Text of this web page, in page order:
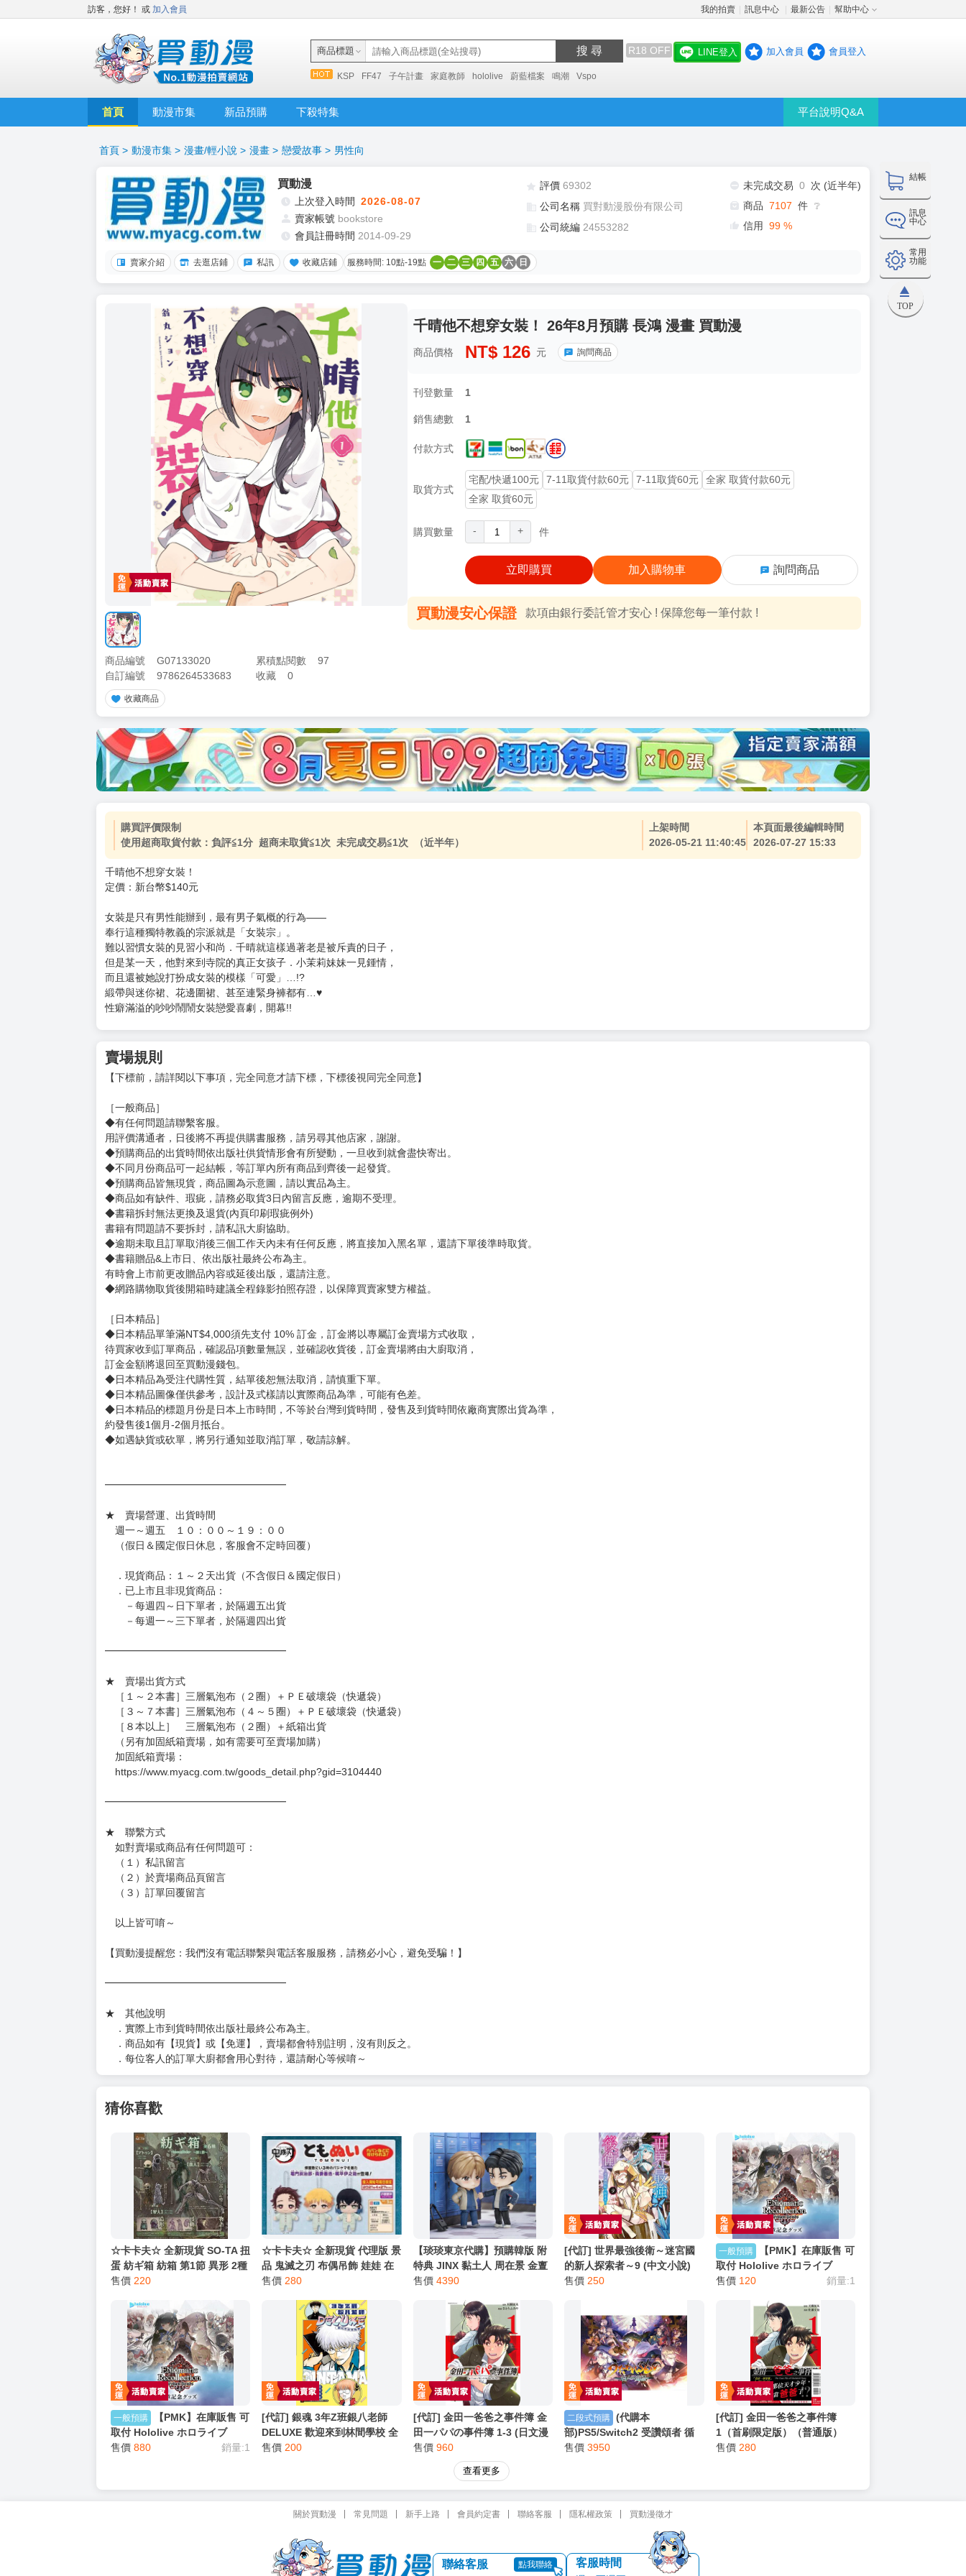
訪客，您好！ 或 加入會員 我的拍賣 訊息中心 最新公告 幫助中心
商品標題 搜 尋 R18 OFF
KSP FF47 子午計畫 家庭教師 hololive 蔚藍檔案 鳴潮 Vspo
LINE登入 加入會員 會員登入
首頁 動漫市集 新品預購 下殺特集 平台說明Q&A
結帳
訊息
中心
常用
功能
TOP
首頁 > 動漫市集 > 漫畫/輕小說 > 漫畫 > 戀愛故事 > 男性向
買動漫
上次登入時間 2026-08-07
賣家帳號 bookstore
會員註冊時間 2014-09-29
評價 69302
公司名稱 買對動漫股份有限公司
公司統編 24553282
未完成交易 0
次 (近半年)
商品 7107 件 ❔
信用 99 %
賣家介紹 去逛店鋪 私訊 收藏店鋪 服務時間: 10點-19點 一 二 三 四 五 六 日
商品編號 G07133020 累積點閱數
97
自訂編號
9786264533683 收藏 0
收藏商品
千晴他不想穿女裝！ 26年8月預購 長鴻 漫畫 買動漫
商品價格 NT$ 126 元 詢問商品
刊登數量 1
銷售總數 1
付款方式
取貨方式
宅配/快遞100元 7-11取貨付款60元 7-11取貨60元
全家 取貨付款60元
全家 取貨60元
購買數量 - + 件
立即購買 加入購物車 詢問商品
買動漫安心保證 款項由銀行委託管才安心 ! 保障您每一筆付款 !
購買評價限制
使用超商取貨付款：負評≦1分 超商未取貨≦1次 未完成交易≦1次 （近半年）
上架時間
2026-05-21 11:40:45
本頁面最後編輯時間
2026-07-27 15:33
千晴他不想穿女裝！
定價：新台幣$140元
女裝是只有男性能辦到，最有男子氣概的行為——
奉行這種獨特教義的宗派就是「女裝宗」。
難以習慣女裝的見習小和尚．千晴就這樣過著老是被斥責的日子，
但是某一天，他對來到寺院的真正女孩子．小茉莉妹妹一見鍾情，
而且還被她說打扮成女裝的模樣「可愛」…!?
緞帶與迷你裙、花邊圍裙、甚至連緊身褲都有…♥
性癖滿溢的吵吵鬧鬧女裝戀愛喜劇，開幕!!
賣場規則
【下標前，請詳閱以下事項，完全同意才請下標，下標後視同完全同意】
［一般商品］
◆有任何問題請聯繫客服。
用評價溝通者，日後將不再提供購書服務，請另尋其他店家，謝謝。
◆預購商品的出貨時間依出版社供貨情形會有所變動，一旦收到就會盡快寄出。
◆不同月份商品可一起結帳，等訂單內所有商品到齊後一起發貨。
◆預購商品皆無現貨，商品圖為示意圖，請以實品為主。
◆商品如有缺件、瑕疵，請務必取貨3日內留言反應，逾期不受理。
◆書籍拆封無法更換及退貨(內頁印刷瑕疵例外)
書籍有問題請不要拆封，請私訊大廚協助。
◆逾期未取且訂單取消後三個工作天內未有任何反應，將直接加入黑名單，還請下單後準時取貨。
◆書籍贈品&上市日、依出版社最終公布為主。
有時會上市前更改贈品內容或延後出版，還請注意。
◆網路購物取貨後開箱時建議全程錄影拍照存證，以保障買賣家雙方權益。
［日本精品］
◆日本精品單筆滿NT$4,000須先支付 10% 訂金，訂金將以專屬訂金賣場方式收取，
待買家收到訂單商品，確認品項數量無誤，並確認收貨後，訂金賣場將由大廚取消，
訂金金額將退回至買動漫錢包。
◆日本精品為受注代購性質，結單後恕無法取消，請慎重下單。
◆日本精品圖像僅供參考，設計及式樣請以實際商品為準，可能有色差。
◆日本精品的標題月份是日本上市時間，不等於台灣到貨時間，發售及到貨時間依廠商實際出貨為準，
約發售後1個月-2個月抵台。
◆如遇缺貨或砍單，將另行通知並取消訂單，敬請諒解。
━━━━━━━━━━━━━━━━━━
★ 賣場營運、出貨時間
週一～週五 １０：００～１９：００
（假日＆國定假日休息，客服會不定時回覆）
．現貨商品：１～２天出貨（不含假日＆國定假日）
．已上市且非現貨商品：
－每週四～日下單者，於隔週五出貨
－每週一～三下單者，於隔週四出貨
━━━━━━━━━━━━━━━━━━
★ 賣場出貨方式
［１～２本書］三層氣泡布（２圈）＋ＰＥ破壞袋（快遞袋）
［３～７本書］三層氣泡布（４～５圈）＋ＰＥ破壞袋（快遞袋）
［８本以上］ 三層氣泡布（２圈）＋紙箱出貨
（另有加固紙箱賣場，如有需要可至賣場加購）
加固紙箱賣場：
https://www.myacg.com.tw/goods_detail.php?gid=3104440
━━━━━━━━━━━━━━━━━━
★ 聯繫方式
如對賣場或商品有任何問題可：
（１）私訊留言
（２）於賣場商品頁留言
（３）訂單回覆留言
以上皆可唷～
【買動漫提醒您：我們沒有電話聯繫與電話客服服務，請務必小心，避免受騙！】
━━━━━━━━━━━━━━━━━━
★ 其他說明
．實際上市到貨時間依出版社最終公布為主。
．商品如有【現貨】或【免運】，賣場都會特別註明，沒有則反之。
．每位客人的訂單大廚都會用心對待，還請耐心等候唷～
猜你喜歡
☆卡卡夫☆ 全新現貨 SO-TA 扭
蛋 紡ギ箱 紡箱 第1節 異形 2種
組
售價 220
☆卡卡夫☆ 全新現貨 代理版 景
品 鬼滅之刃 布偶吊飾 娃娃 在
蝶屋敷休息 分售
售價 280
【琰琰東京代購】預購韓版 附
特典 JINX 黏土人 周在景 金亶
公仔組 模型 PVC可動式公仔
售價 4390
[代訂] 世界最強後衛～迷宮國
的新人探索者～9 (中文小說)
9786260272579
售價 250
一般預購
【PMK】在庫販售 可
取付 Hololive ホロライブ
English「ENigmatic
售價 120 銷量:1
一般預購
【PMK】在庫販售 可
取付 Hololive ホロライブ
English「ENigmatic
售價 880 銷量:1
[代訂] 銀魂 3年Z班銀八老師
DELUXE 歡迎來到林間學校 全
(中文小說) 9786260265915
售價 200
[代訂] 金田一爸爸之事件簿 金
田一パパの事件簿 1-3 (日文漫
畫) 9784065398227
售價 960
二段式預購 (代購本
部)PS5/Switch2 受讚頌者 循
白之證 Premium Edition豪華
售價 3950
[代訂] 金田一爸爸之事件簿
1（首刷限定版）（普通版）
(中文漫畫) 9786260273477
售價 280
查看更多
關於買動漫 常見問題 新手上路 會員約定書 聯絡客服 隱私權政策 買動漫徵才
聯絡客服 點我聯絡 客服時間